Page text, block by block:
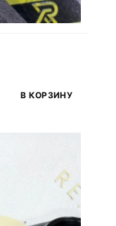
В КОРЗИНУ